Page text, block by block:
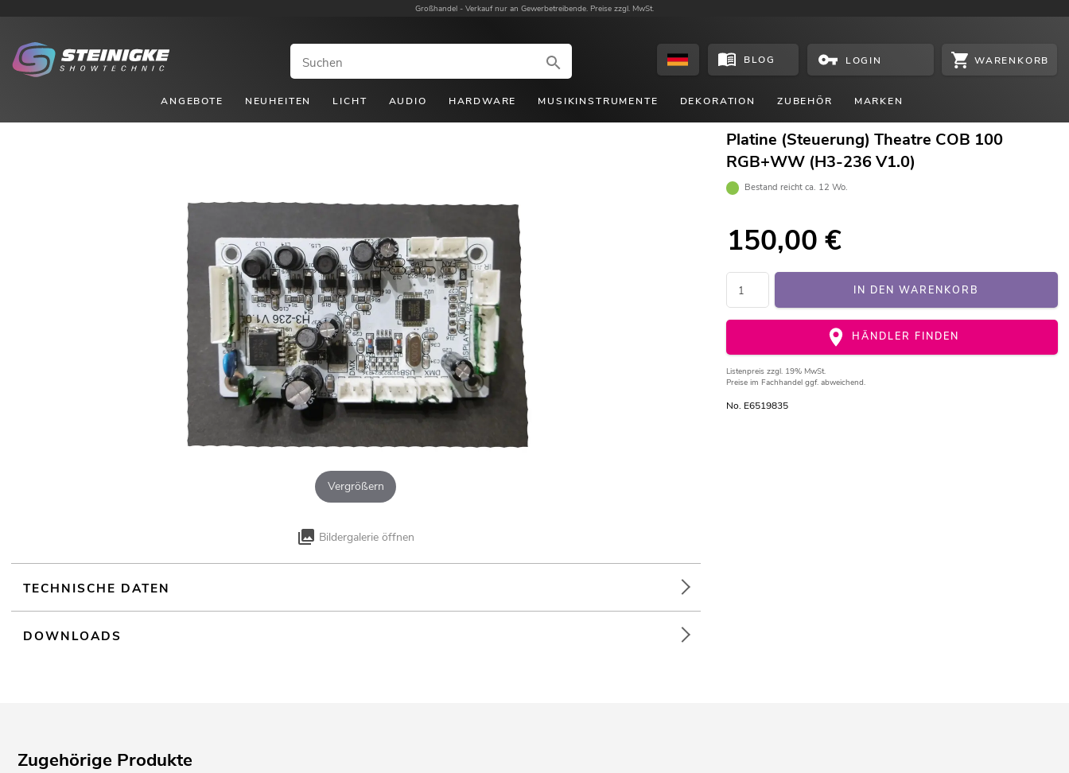
Großhandel - Verkauf nur an Gewerbetreibende. Preise zzgl. MwSt.
BLOG LOGIN WARENKORB
ANGEBOTE NEUHEITEN LICHT AUDIO HARDWARE MUSIKINSTRUMENTE DEKORATION ZUBEHÖR MARKEN
Vergrößern
Bildergalerie öffnen
Platine (Steuerung) Theatre COB 100
RGB+WW (H3-236 V1.0)
Bestand reicht ca. 12 Wo.
150,00 €
IN DEN WARENKORB
HÄNDLER FINDEN
Listenpreis zzgl. 19% MwSt.
Preise im Fachhandel ggf. abweichend.
No. E6519835
TECHNISCHE DATEN
DOWNLOADS
Zugehörige Produkte